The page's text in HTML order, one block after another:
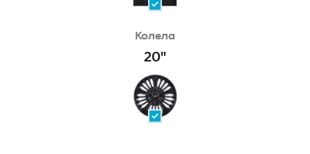
Колела
20''